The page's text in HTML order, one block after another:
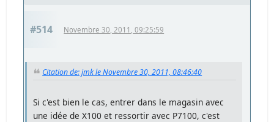
#514 Novembre 30, 2011, 09:25:59
Citation de: jmk le Novembre 30, 2011, 08:46:40
Si c'est bien le cas, entrer dans le magasin avec
une idée de X100 et ressortir avec P7100, c'est